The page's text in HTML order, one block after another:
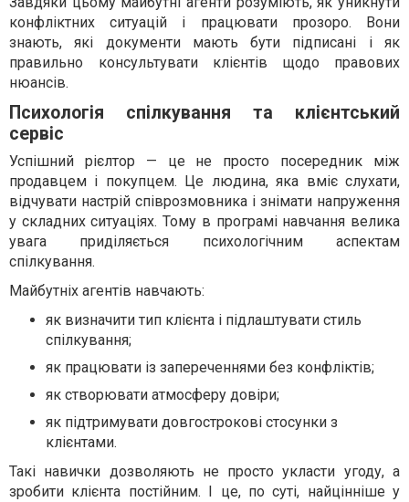
конфліктних ситуацій і працювати прозоро. Вони
знають, які документи мають бути підписані і як
правильно консультувати клієнтів щодо правових
нюансів.
Психологія спілкування та клієнтський
сервіс
Успішний рієлтор — це не просто посередник між
продавцем і покупцем. Це людина, яка вміє слухати,
відчувати настрій співрозмовника і знімати напруження
у складних ситуаціях. Тому в програмі навчання велика
увага приділяється психологічним аспектам
спілкування.
Майбутніх агентів навчають:
як визначити тип клієнта і підлаштувати стиль
спілкування;
як працювати із запереченнями без конфліктів;
як створювати атмосферу довіри;
як підтримувати довгострокові стосунки з
клієнтами.
Такі навички дозволяють не просто укласти угоду, а
зробити клієнта постійним. І це, по суті, найцінніше у